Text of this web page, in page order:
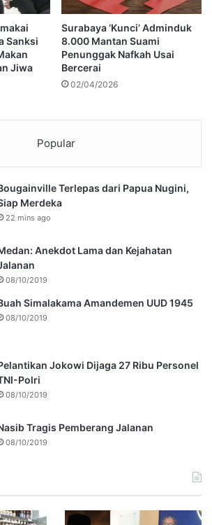
Sanksi
Jiwa
Surabaya ‘Kunci’ Adminduk
8.000 Mantan Suami
Penunggak Nafkah Usai
Bercerai
02/04/2026
Popular
Terlepas dari Papua Nugini,
Merdeka
22 mins ago
Anekdot Lama dan Kejahatan
08/10/2019
Simalakama Amandemen UUD 1945
08/10/2019
Jokowi Dijaga 27 Ribu Personel
Polri
08/10/2019
Tragis Pemberang Jalanan
08/10/2019